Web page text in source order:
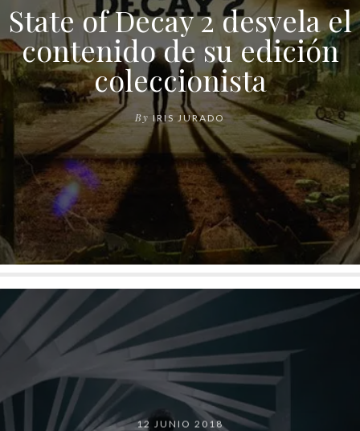
State of Decay 2 desvela el
contenido de su edición
coleccionista
By IRIS JURADO
12 JUNIO 2018